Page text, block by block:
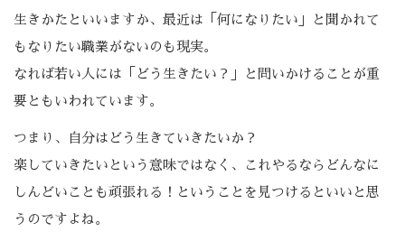
生きかたといいますか、最近は「何になりたい」と聞かれて
もなりたい職業がないのも現実。
なれば若い人には「どう生きたい？」と問いかけることが重
要ともいわれています。
つまり、自分はどう生きていきたいか？
楽していきたいという意味ではなく、これやるならどんなに
しんどいことも頑張れる！ということを見つけるといいと思
うのですよね。